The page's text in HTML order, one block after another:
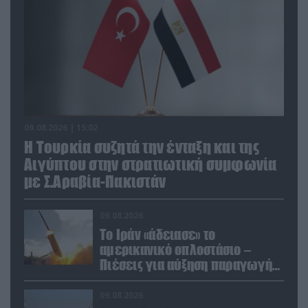
Η Τουρκία συζητά την ένταξη και της
Αιγύπτου στην στρατιωτική συμφωνία
με Σ.Αραβία-Πακιστάν
Το Ιράν «άδειασε» το
αμερικανικό οπλοστάσιο –
Πιέσεις για αύξηση παραγωγής
Patriot και THAAD